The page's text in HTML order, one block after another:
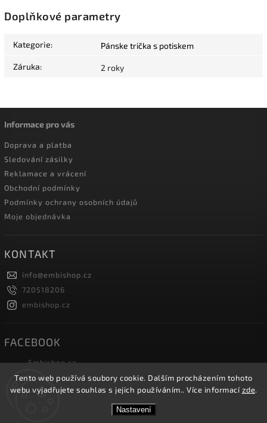
Tento web používá soubory cookie. Dalším procházením tohoto
webu vyjadřujete souhlas s jejich používáním.. Více informacízde.
Nastavení
Doplňkové parametry
Kategorie: Pánske trička s potiskem
Záruka: 2 roky
Informace pro vás
Doprava a platba
Sledování zásilky
Reklamace a vrácení
Obchodní podmínky
Podmínky ochrany osobních údajů
Moje objednávka
KONTAKT
info@embishop.cz
720518206
embishop.cz
FACEBOOK
Embishop.cz
Embishop.cz. Všechna práva vyhrazena.
Shoptet